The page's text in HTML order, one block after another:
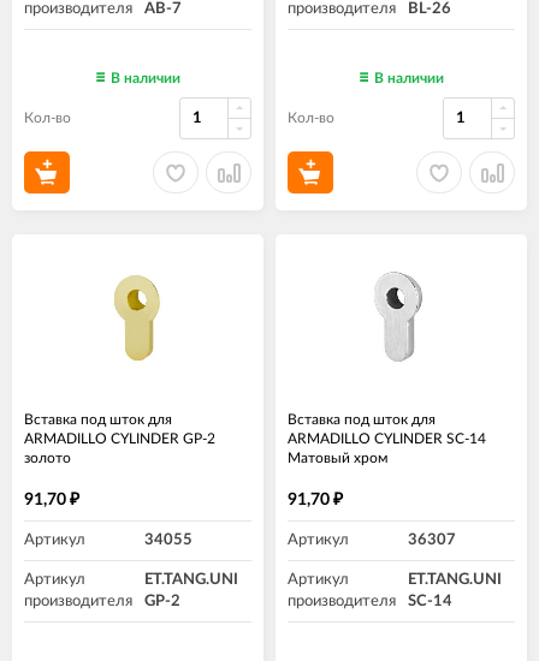
производителя
AB-7
В наличии
Кол-во
производителя
BL-26
В наличии
Кол-во
Вставка под шток для
ARMADILLO CYLINDER GP-2
золото
91,70 ₽
Артикул 34055
Артикул
производителя
ET.TANG.UNI
GP-2
Вставка под шток для
ARMADILLO CYLINDER SC-14
Матовый хром
91,70 ₽
Артикул 36307
Артикул
производителя
ET.TANG.UNI
SC-14